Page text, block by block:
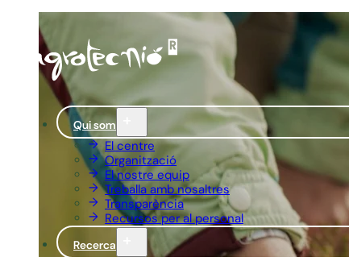
Qui som
El centre
Organització
El nostre equip
Treballa amb nosaltres
Transparència
Recursos per al personal
Recerca